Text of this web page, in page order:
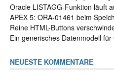
Oracle LISTAGG-Funktion läuft
APEX 5: ORA-01461 beim
Reine HTML-Buttons
Ein generisches Datenmodell
NEUESTE KOMMENTARE